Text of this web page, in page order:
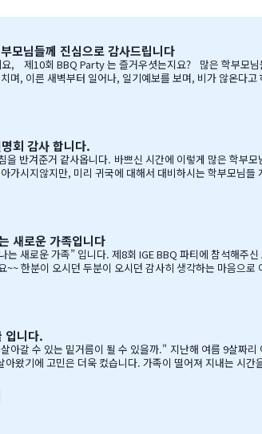
모님들께 진심으로 감사드립니다
이른 새벽부터 일어나, 일기예보를 보며, 비가 않온다고 하여
린봐와 같이, 행사 준비에 음식준비 그리고 상품 물건을 구입하면서, 필요하신 생필품(?)이 무
회 감사 합니다.
을 반겨준거 같사옵니다. 바쁘신 시간에 이렇게 많은 학부
가시지않지만, 미리 귀국에 대해서 대비하시는 학부모
님들은 50분이 넘으셔서, 처음 오픈닝때 당황스러웠지만
새로운 가족입니다
오시던 감사히 생각하는 마음으로 이른 오전부터 차근 차근 준비하엿습니다. 많은 IGE
분부터 오픈닝을 시작하엿고, 12시부터 BBQ 파티 시작
입니다.
딸아이를 데리고 캐나다 밴쿠버로 조기유학을 떠날 결심을 했을 때, 매일밤 떠오르는 고민이었습니
위해 세 번 이사했다는 뜻)는 못할망정, 조금이라도 기회가 있을 때 망